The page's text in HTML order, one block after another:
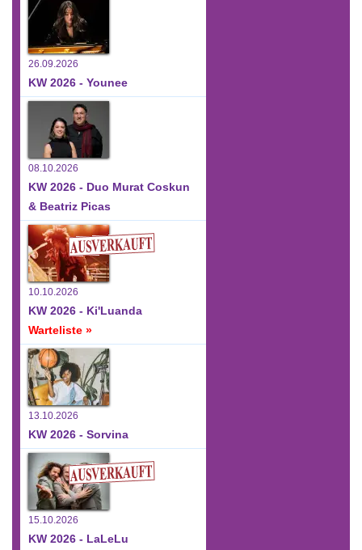
26.09.2026
KW 2026 - Younee
08.10.2026
KW 2026 - Duo Murat Coskun
& Beatriz Picas
10.10.2026
KW 2026 - Ki'Luanda
Warteliste »
13.10.2026
KW 2026 - Sorvina
15.10.2026
KW 2026 - LaLeLu